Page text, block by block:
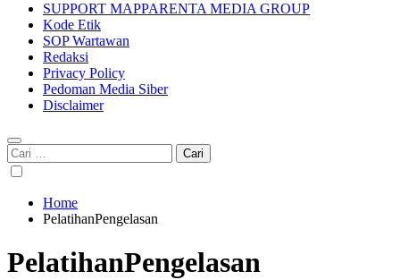
SUPPORT MAPPARENTA MEDIA GROUP
Kode Etik
SOP Wartawan
Redaksi
Privacy Policy
Pedoman Media Siber
Disclaimer
Cari
untuk:
Home
PelatihanPengelasan
PelatihanPengelasan